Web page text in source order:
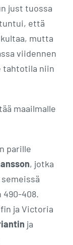
just tuossa
että
mutta
viidennen
tahtotila niin
maailmalle
parille
, jotka
490-408.
ja Victoria
ja